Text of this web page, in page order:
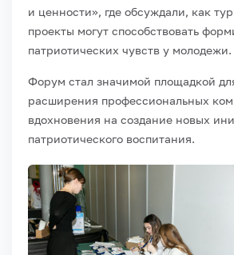
и ценности», где обсуждали, как
проекты могут способствовать
патриотических чувств у молодежи.
Форум стал значимой площадкой
расширения профессиональных
вдохновения на создание новых
патриотического воспитания.